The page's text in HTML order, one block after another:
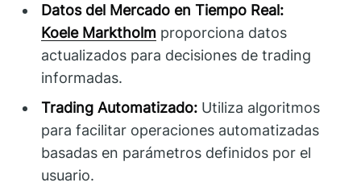
Datos del Mercado en Tiempo Real:
Koele Marktholm proporciona datos
actualizados para decisiones de trading
informadas.
Trading Automatizado: Utiliza algoritmos
para facilitar operaciones automatizadas
basadas en parámetros definidos por el
usuario.